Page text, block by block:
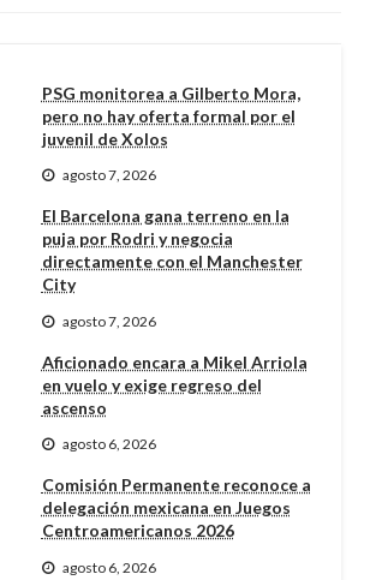
PSG monitorea a Gilberto Mora,
pero no hay oferta formal por el
juvenil de Xolos
agosto 7, 2026
El Barcelona gana terreno en la
puja por Rodri y negocia
directamente con el Manchester
City
agosto 7, 2026
Aficionado encara a Mikel Arriola
en vuelo y exige regreso del
ascenso
agosto 6, 2026
Comisión Permanente reconoce a
delegación mexicana en Juegos
Centroamericanos 2026
agosto 6, 2026